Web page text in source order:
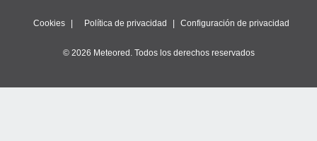
Cookies Política de privacidad Configuración de privacidad
© 2026 Meteored. Todos los derechos reservados